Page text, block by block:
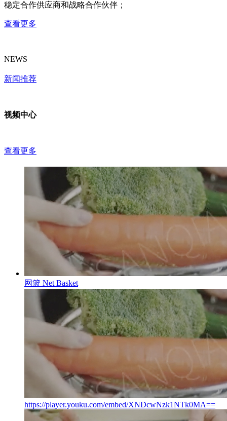
稳定合作供应商和战略合作伙伴；
查看更多
NEWS
新闻推荐
视频中心
查看更多
网篮 Net Basket
https://player.youku.com/embed/XNDcwNzk1NTk0MA==